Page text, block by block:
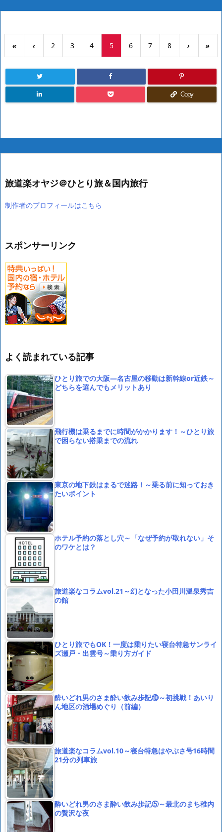
« ‹ 2 3 4 5 6 7 8 › »
Copy
旅道楽オヤジ＠ひとり旅＆国内旅行
制作者のプロフィールはこちら
スポンサーリンク
よく読まれている記事
ひとり旅での大阪―名古屋の移動は新幹線or近鉄～
どちらを選んでもメリットあり
飛行機は乗るまでに時間がかかります！～ひとり旅
で困らない搭乗までの流れ
東京の地下鉄はまるで迷路！～乗る前に知っておき
たいポイント
ホテル予約の落とし穴～「なぜ予約が取れない」そ
のワケとは？
旅道楽なコラムvol.21～幻となった小田川温泉秀吉
の館
ひとり旅でもOK！一度は乗りたい寝台特急サンライ
ズ瀬戸・出雲号～乗り方ガイド
酔いどれ男のさま酔い飲み歩記⑩～初挑戦！あいり
ん地区の酒場めぐり（前編）
旅道楽なコラムvol.10～寝台特急はやぶさ号16時間
21分の列車旅
酔いどれ男のさま酔い飲み歩記⑤～最北のまち稚内
の贅沢な夜